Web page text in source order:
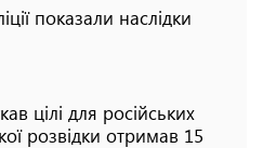
показали наслідки
цілі для російських
розвідки отримав 15